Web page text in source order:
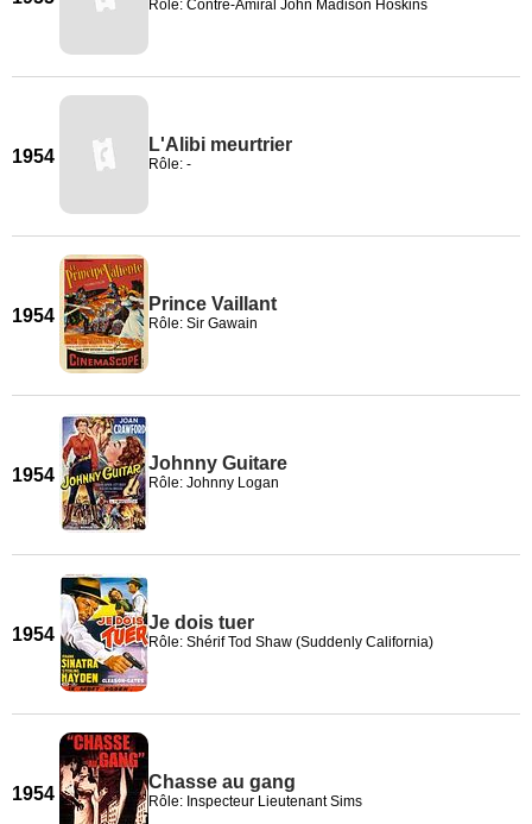
Rôle: Contre-Amiral John Madison Hoskins
1954
L'Alibi meurtrier
Rôle: -
1954
Prince Vaillant
Rôle: Sir Gawain
1954
Johnny Guitare
Rôle: Johnny Logan
1954
Je dois tuer
Rôle: Shérif Tod Shaw (Suddenly California)
1954
Chasse au gang
Rôle: Inspecteur Lieutenant Sims